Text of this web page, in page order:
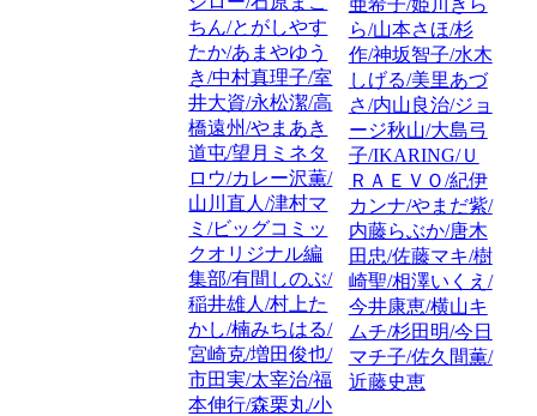
ちん/とがしやす
たか/あまやゆう
き/中村真理子/室
井大資/永松潔/高
橋遠州/やまあき
道屯/望月ミネタ
ロウ/カレー沢薫/
山川直人/津村マ
ミ/ビッグコミッ
クオリジナル編
集部/有間しのぶ/
稲井雄人/村上た
かし/楠みちはる/
宮崎克/増田俊也/
市田実/太宰治/福
本伸行/森栗丸/小
ら/山本さほ/杉
作/神坂智子/水木
しげる/美里あづ
さ/内山良治/ジョ
ージ秋山/大島弓
子/IKARING/Ｕ
ＲＡＥＶＯ/紀伊
カンナ/やまだ紫/
内藤らぶか/唐木
田忠/佐藤マキ/樹
崎聖/相澤いくえ/
今井康恵/横山キ
ムチ/杉田明/今日
マチ子/佐久間薫/
近藤史恵